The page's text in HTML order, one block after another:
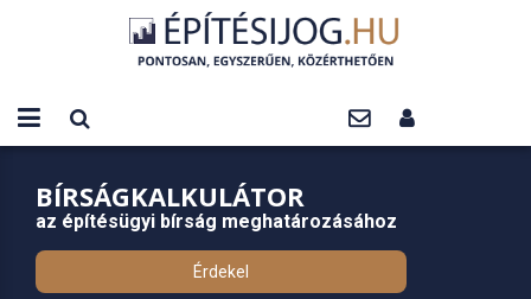
BÍRSÁGKALKULÁTOR
az építésügyi bírság meghatározásához
Érdekel